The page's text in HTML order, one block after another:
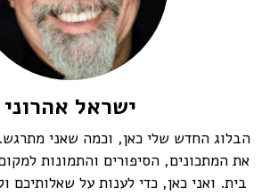
ישראל אהרוני
הבלוג החדש שלי כאן, וכמה שאני
את המתכונים, הסיפורים והתמונות
בית. ואני כאן, כדי לענות על שאלותיכם